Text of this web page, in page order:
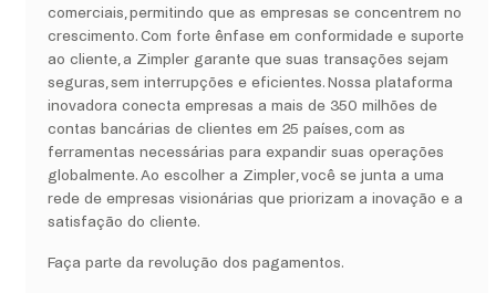
comerciais, permitindo que as empresas se concentrem no
crescimento. Com forte ênfase em conformidade e suporte
ao cliente, a Zimpler garante que suas transações sejam
seguras, sem interrupções e eficientes. Nossa plataforma
inovadora conecta empresas a mais de 350 milhões de
contas bancárias de clientes em 25 países, com as
ferramentas necessárias para expandir suas operações
globalmente. Ao escolher a Zimpler, você se junta a uma
rede de empresas visionárias que priorizam a inovação e a
satisfação do cliente.
Faça parte da revolução dos pagamentos.